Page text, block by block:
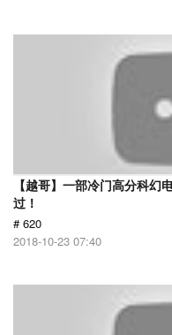
【越哥】一部冷门高分科幻
过！
# 620
2018-10-23 07:40